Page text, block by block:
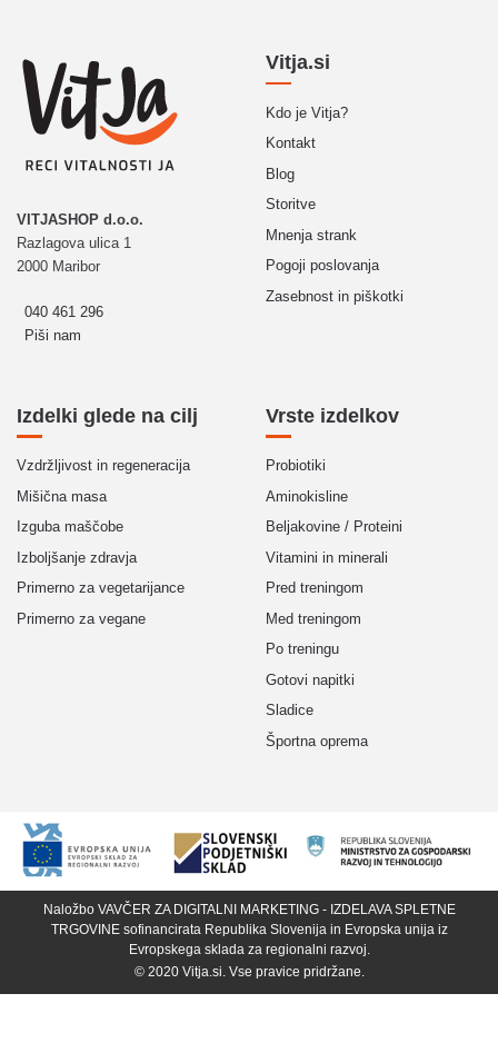
VITJASHOP d.o.o.
Razlagova ulica 1
2000 Maribor
040 461 296
Piši nam
Vitja.si
Kdo je Vitja?
Kontakt
Blog
Storitve
Mnenja strank
Pogoji poslovanja
Zasebnost in piškotki
Izdelki glede na cilj
Vzdržljivost in regeneracija
Mišična masa
Izguba maščobe
Izboljšanje zdravja
Primerno za vegetarijance
Primerno za vegane
Vrste izdelkov
Probiotiki
Aminokisline
Beljakovine / Proteini
Vitamini in minerali
Pred treningom
Med treningom
Po treningu
Gotovi napitki
Sladice
Športna oprema
Naložbo VAVČER ZA DIGITALNI MARKETING - IZDELAVA SPLETNE
TRGOVINE sofinancirata Republika Slovenija in Evropska unija iz
Evropskega sklada za regionalni razvoj.
© 2020 Vitja.si . Vse pravice pridržane.